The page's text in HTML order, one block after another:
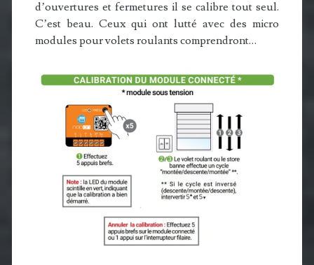
d’ouvertures et fermetures il se calibre tout seul.
C’est beau. Ceux qui ont lutté avec des micro
modules pour volets roulants comprendront…